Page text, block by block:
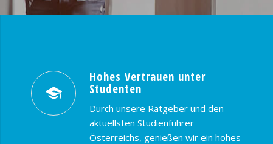
Hohes Vertrauen unter
Studenten
Durch unsere Ratgeber und den
aktuellsten Studienführer
Österreichs, genießen wir ein hohes